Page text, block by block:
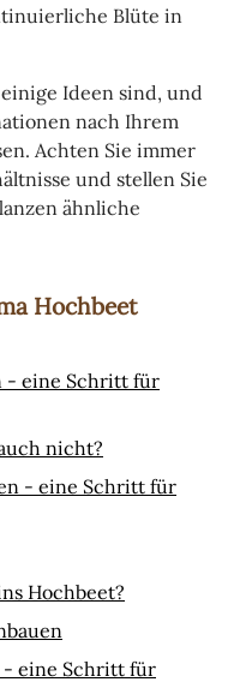
Blüte in
Ideen sind, und
nach Ihrem
Achten Sie immer
und stellen Sie
ähnliche
Hochbeet
- eine Schritt für
nicht?
- eine Schritt für
Hochbeet?
- eine Schritt für